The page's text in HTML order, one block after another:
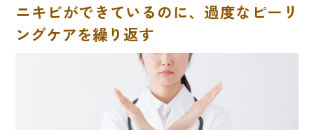
ニキビができているのに、過度なピーリ
ングケアを繰り返す